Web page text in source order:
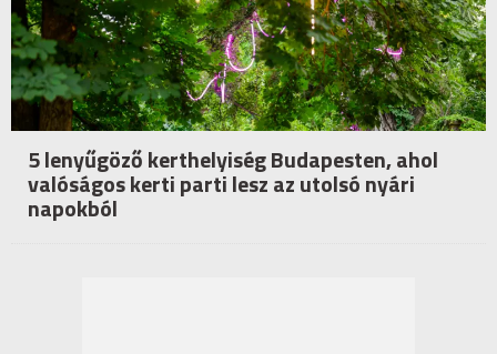
5 lenyűgöző kerthelyiség Budapesten, ahol
valóságos kerti parti lesz az utolsó nyári
napokból